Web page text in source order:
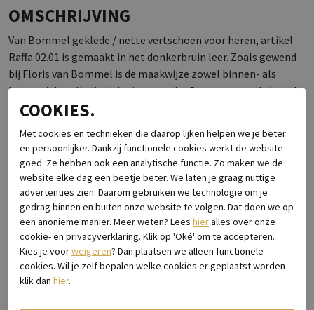
OMSCHRIJVING
Van Bommel geklede / nette vertschoen voor heren, artikel
Raffa 02.01 is gemaakt in het donkerbruin leer. Zoals gewend
bij Floris van Bommel is de maakwijze zowel binnen- als
buitenzijde volledig leder is gemaakt. De pasvorm valt breed
door de H wijdte.
Specificaties
Merk
Floris van Bommel
Leveranciercode
Raffa 02.01 DarkBrown
Breedtemaat
Wijdte h
Categorie
Nette schoenen
Kleur
Donkerbruin
Materiaal buitenkant
Leer
Bestelcode
COOKIES.
Met cookies en technieken die daarop lijken helpen we je beter
en persoonlijker. Dankzij functionele cookies werkt de website
goed. Ze hebben ook een analytische functie. Zo maken we de
website elke dag een beetje beter. We laten je graag nuttige
advertenties zien. Daarom gebruiken we technologie om je
gedrag binnen en buiten onze website te volgen. Dat doen we op
een anonieme manier. Meer weten? Lees hieralles over onze
cookie- en privacyverklaring. Klik op 'Oké' om te accepteren.
Kies je voorweigeren? Dan plaatsen we alleen functionele
cookies. Wil je zelf bepalen welke cookies er geplaatst worden
klik dan hier.